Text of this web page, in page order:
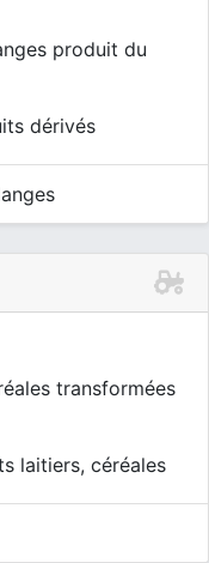
produit du
dérivés
transformées
laitiers, céréales